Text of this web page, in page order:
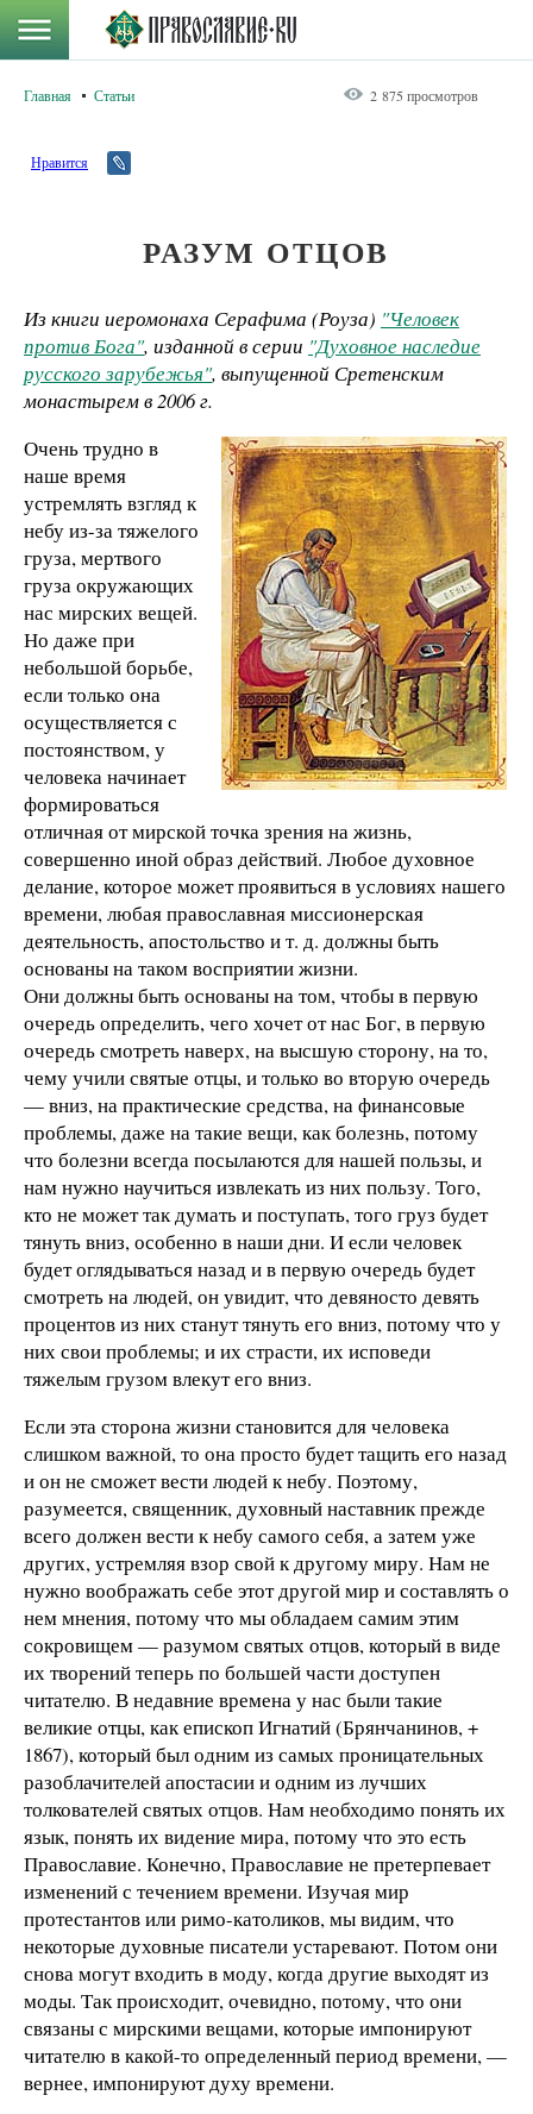
Главная Статьи 2 875 просмотров
Нравится
РАЗУМ ОТЦОВ
Из книги иеромонаха Серафима (Роуза) "Человек
против Бога", изданной в серии "Духовное наследие
русского зарубежья", выпущенной Сретенским
монастырем в 2006 г.
Очень трудно в
наше время
устремлять взгляд к
небу из-за тяжелого
груза, мертвого
груза окружающих
нас мирских вещей.
Но даже при
небольшой борьбе,
если только она
осуществляется с
постоянством, у
человека начинает
формироваться
отличная от мирской точка зрения на жизнь,
совершенно иной образ действий. Любое духовное
делание, которое может проявиться в условиях нашего
времени, любая православная миссионерская
деятельность, апостольство и т. д. должны быть
основаны на таком восприятии жизни.
Они должны быть основаны на том, чтобы в первую
очередь определить, чего хочет от нас Бог, в первую
очередь смотреть наверх, на высшую сторону, на то,
чему учили святые отцы, и только во вторую очередь
— вниз, на практические средства, на финансовые
проблемы, даже на такие вещи, как болезнь, потому
что болезни всегда посылаются для нашей пользы, и
нам нужно научиться извлекать из них пользу. Того,
кто не может так думать и поступать, того груз будет
тянуть вниз, особенно в наши дни. И если человек
будет оглядываться назад и в первую очередь будет
смотреть на людей, он увидит, что девяносто девять
процентов из них станут тянуть его вниз, потому что у
них свои проблемы; и их страсти, их исповеди
тяжелым грузом влекут его вниз.
Если эта сторона жизни становится для человека
слишком важной, то она просто будет тащить его назад
и он не сможет вести людей к небу. Поэтому,
разумеется, священник, духовный наставник прежде
всего должен вести к небу самого себя, а затем уже
других, устремляя взор свой к другому миру. Нам не
нужно воображать себе этот другой мир и составлять о
нем мнения, потому что мы обладаем самим этим
сокровищем — разумом святых отцов, который в виде
их творений теперь по большей части доступен
читателю. В недавние времена у нас были такие
великие отцы, как епископ Игнатий (Брянчанинов, +
1867), который был одним из самых проницательных
разоблачителей апостасии и одним из лучших
толкователей святых отцов. Нам необходимо понять их
язык, понять их видение мира, потому что это есть
Православие. Конечно, Православие не претерпевает
изменений с течением времени. Изучая мир
протестантов или римо-католиков, мы видим, что
некоторые духовные писатели устаревают. Потом они
снова могут входить в моду, когда другие выходят из
моды. Так происходит, очевидно, потому, что они
связаны с мирскими вещами, которые импонируют
читателю в какой-то определенный период времени, —
вернее, импонируют духу времени.